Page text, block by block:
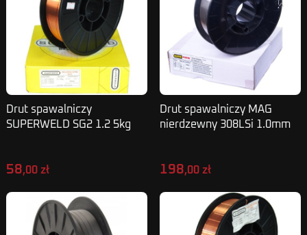
Drut spawalniczy
SUPERWELD SG2 1.2 5kg
58,00 zł
Drut spawalniczy MAG
nierdzewny 308LSi 1.0mm
198,00 zł